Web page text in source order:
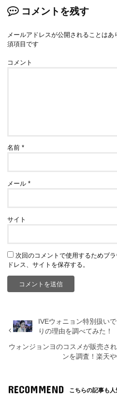
コメントを残す
メールアドレスが公開されることはあ
須項目です
コメント
名前*
メール*
サイト
次回のコメントで使用するためブ
ドレス、サイトを保存する。
IVEウォニョン特別扱い
りの理由を調べてみた！
ウォンジョンヨのコスメが販売さ
ンを調査！楽天
RECOMMEND こちらの記事も人